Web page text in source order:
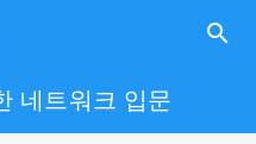
close
search
네트워크 입문